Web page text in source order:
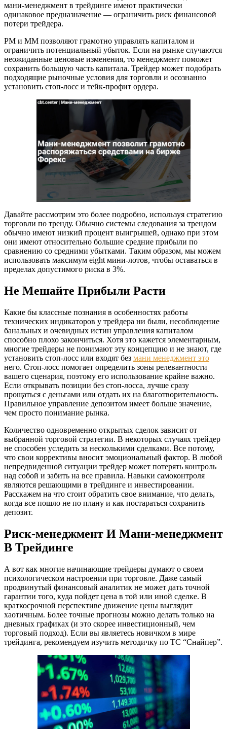
мани-менеджмент в трейдинге имеют практически
одинаковое предназначение — ограничить риск финансовой
потери трейдера.
РМ и ММ позволяют грамотно управлять капиталом и
ограничить потенциальный убыток. Если на рынке случаются
неожиданные ценовые изменения, то менеджмент поможет
сохранить большую часть капитала. Трейдер может подобрать
подходящие рыночные условия для торговли и осознанно
установить стоп-лосс и тейк-профит ордера.
Давайте рассмотрим это более подробно, используя стратегию
торговли по тренду. Обычно системы следования за трендом
обычно имеют низкий процент выигрышей, однако при этом
они имеют относительно большие средние прибыли по
сравнению со средними убытками. Таким образом, мы можем
использовать максимум eight мини-лотов, чтобы оставаться в
пределах допустимого риска в 3%.
Не Мешайте Прибыли Расти
Какие бы классные познания в особенностях работы
технических индикаторов у трейдера ни были, несоблюдение
банальных и очевидных истин управления капиталом
способно плохо закончиться. Хотя это кажется элементарным,
многие трейдеры не понимают эту концепцию и не знают, где
установить стоп-лосс или входят без мани менеджмент это
него. Стоп-лосс помогает определить зоны релевантности
вашего сценария, поэтому его использование крайне важно.
Если открывать позиции без стоп-лосса, лучше сразу
прощаться с деньгами или отдать их на благотворительность.
Правильное управление депозитом имеет больше значение,
чем просто понимание рынка.
Количество одновременно открытых сделок зависит от
выбранной торговой стратегии. В некоторых случаях трейдер
не способен уследить за несколькими сделками. Все потому,
что свои коррективы вносит эмоциональный фактор. В любой
непредвиденной ситуации трейдер может потерять контроль
над собой и забить на все правила. Навыки самоконтроля
являются решающими в трейдинге и инвестировании.
Расскажем на что стоит обратить свое внимание, что делать,
когда все пошло не по плану и как постараться сохранить
депозит.
Риск-менеджмент И Мани-менеджмент
В Трейдинге
А вот как многие начинающие трейдеры думают о своем
психологическом настроении при торговле. Даже самый
продвинутый финансовый аналитик не может дать точной
гарантии того, куда пойдет цена в той или иной сделке. В
краткосрочной перспективе движение цены выглядит
хаотичным. Более точные прогнозы можно делать только на
дневных графиках (и это скорее инвестиционный, чем
торговый подход). Если вы являетесь новичком в мире
трейдинга, рекомендуем изучить методичку по ТС “Снайпер”.